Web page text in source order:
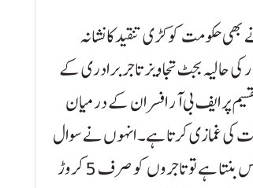
حکومت کو کڑی تنقید کا نشانہ
کی حالیہ بجٹ تجاویز تاجر برادری کے
پر ایف بی آر افسران کے درمیان
کی غمازی کرتا ہے۔ انہوں نے سوال
اٹھایا کہ جب سیاستدانوں کے لیے 50 کروڑ سے زائد کرپشن پر نیب کا کیس بنتا ہے تو تاجروں کو صرف 5 کروڑ